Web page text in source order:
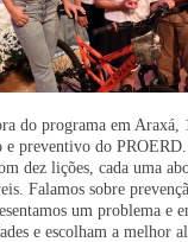
do programa em Araxá,
preventivo do
dez lições, cada uma
Falamos sobre
um problema e
e escolham a melhor